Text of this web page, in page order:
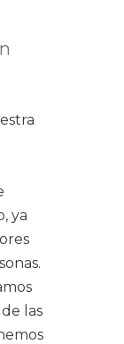
ya
las